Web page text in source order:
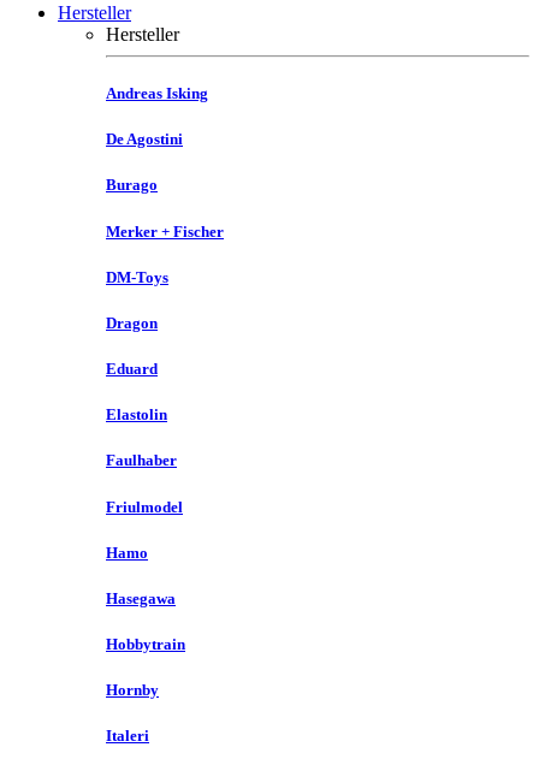
Hersteller
Hersteller
Andreas Isking
De Agostini
Burago
Merker + Fischer
DM-Toys
Dragon
Eduard
Elastolin
Faulhaber
Friulmodel
Hamo
Hasegawa
Hobbytrain
Hornby
Italeri